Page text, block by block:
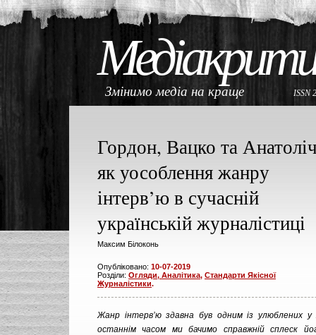
Змінимо медіа на краще ISSN
Гордон, Вацко та
як уособлення жанру
інтерв’ю в сучасній
українській журналістиці
Максим Білоконь
Опубліковано: 10-07-2019
Розділи: Огляди, Аналітика, Стандарти Якісної
Журналістики.
Жанр інтерв’ю здавна був одним із улюблених у
останнім часом ми бачимо справжній сплеск